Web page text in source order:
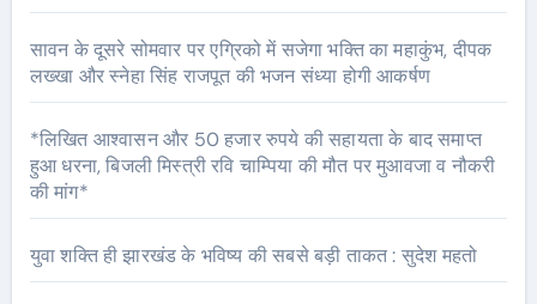
सावन के दूसरे सोमवार पर एग्रिको में सजेगा भक्ति का महाकुंभ, दीपक
लख्खा और स्नेहा सिंह राजपूत की भजन संध्या होगी आकर्षण
*लिखित आश्वासन और 50 हजार रुपये की सहायता के बाद समाप्त
हुआ धरना, बिजली मिस्त्री रवि चाम्पिया की मौत पर मुआवजा व नौकरी
की मांग*
युवा शक्ति ही झारखंड के भविष्य की सबसे बड़ी ताकत : सुदेश महतो